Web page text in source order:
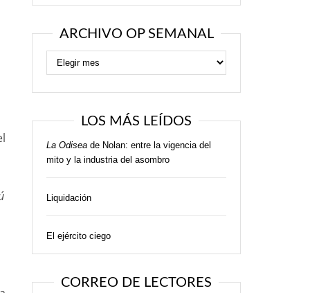
ARCHIVO OP SEMANAL
LOS MÁS LEÍDOS
La Odisea de Nolan: entre la vigencia del
mito y la industria del asombro
Liquidación
El ejército ciego
CORREO DE LECTORES